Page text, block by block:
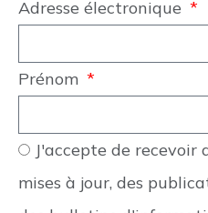
Adresse électronique
Prénom
J'accepte de recevoir
mises à jour, des